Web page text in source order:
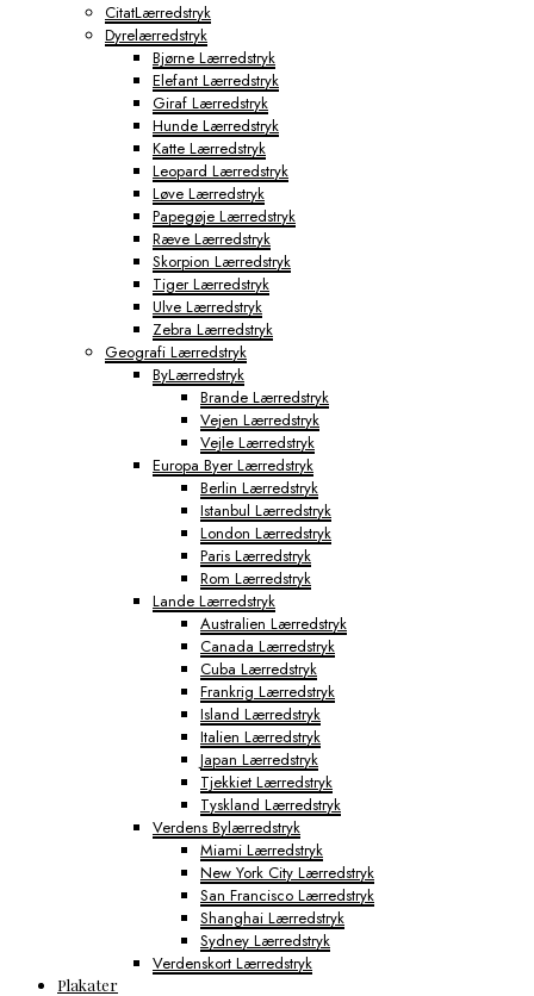
CitatLærredstryk
Dyrelærredstryk
Bjørne Lærredstryk
Elefant Lærredstryk
Giraf Lærredstryk
Hunde Lærredstryk
Katte Lærredstryk
Leopard Lærredstryk
Løve Lærredstryk
Papegøje Lærredstryk
Ræve Lærredstryk
Skorpion Lærredstryk
Tiger Lærredstryk
Ulve Lærredstryk
Zebra Lærredstryk
Geografi Lærredstryk
ByLærredstryk
Brande Lærredstryk
Vejen Lærredstryk
Vejle Lærredstryk
Europa Byer Lærredstryk
Berlin Lærredstryk
Istanbul Lærredstryk
London Lærredstryk
Paris Lærredstryk
Rom Lærredstryk
Lande Lærredstryk
Australien Lærredstryk
Canada Lærredstryk
Cuba Lærredstryk
Frankrig Lærredstryk
Island Lærredstryk
Italien Lærredstryk
Japan Lærredstryk
Tjekkiet Lærredstryk
Tyskland Lærredstryk
Verdens Bylærredstryk
Miami Lærredstryk
New York City Lærredstryk
San Francisco Lærredstryk
Shanghai Lærredstryk
Sydney Lærredstryk
Verdenskort Lærredstryk
Plakater